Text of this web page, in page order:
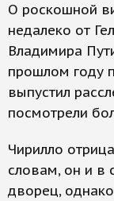
О роскошной
недалеко от
Владимира
прошлом году
выпустил
посмотрели
Чирилло
словам, он и в
дворец,